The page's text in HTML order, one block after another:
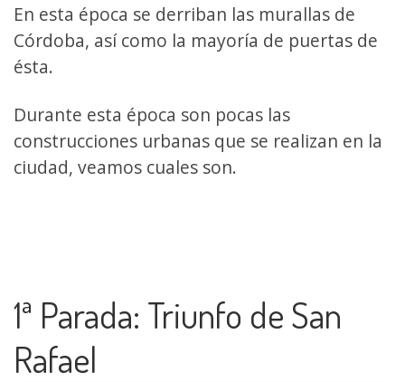
En esta época se derriban las murallas de
Córdoba, así como la mayoría de puertas de
ésta.
Durante esta época son pocas las
construcciones urbanas que se realizan en la
ciudad, veamos cuales son.
1ª Parada: Triunfo de San
Rafael